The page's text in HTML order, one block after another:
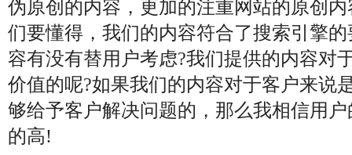
伪原创的内容，更加的注重网站的原创
们要懂得，我们的内容符合了搜索引擎
容有没有替用户考虑?我们提供的内容对
价值的呢?如果我们的内容对于客户来说
够给予客户解决问题的，那么我相信用
的高!